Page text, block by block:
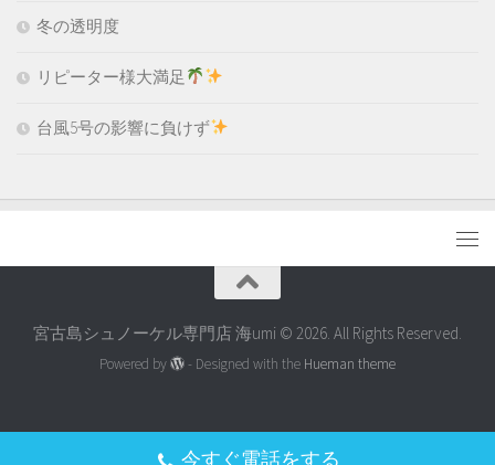
冬の透明度
リピーター様大満足
台風5号の影響に負けず
宮古島シュノーケル専門店 海umi © 2026. All Rights Reserved.
Powered by - Designed with the Hueman theme
今すぐ電話をする